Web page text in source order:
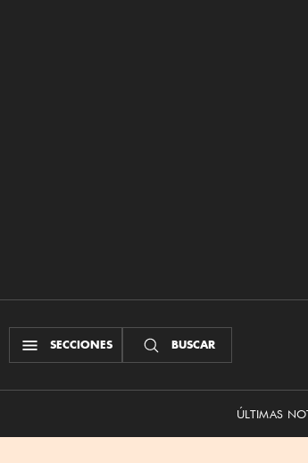
SECCIONES BUSCAR
ÚLTIMAS